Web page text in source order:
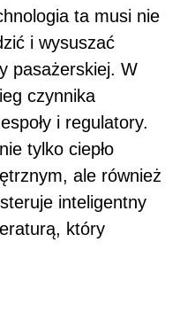
ta musi nie
i wysuszać
pasażerskiej. W
czynnika
i regulatory.
tylko ciepło
ale również
inteligentny
który